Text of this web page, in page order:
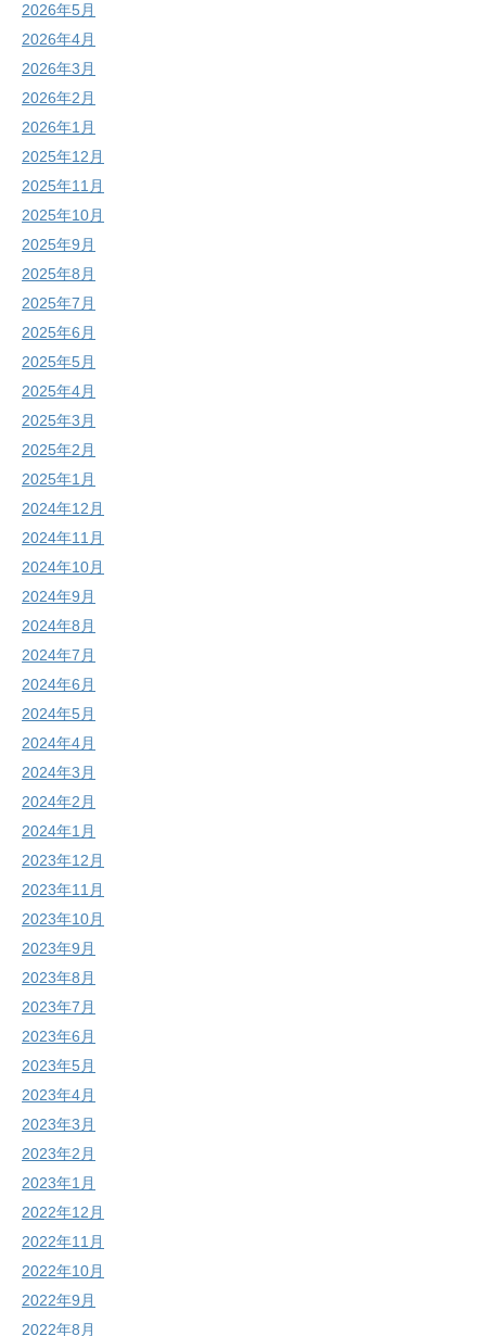
2026年5月
2026年4月
2026年3月
2026年2月
2026年1月
2025年12月
2025年11月
2025年10月
2025年9月
2025年8月
2025年7月
2025年6月
2025年5月
2025年4月
2025年3月
2025年2月
2025年1月
2024年12月
2024年11月
2024年10月
2024年9月
2024年8月
2024年7月
2024年6月
2024年5月
2024年4月
2024年3月
2024年2月
2024年1月
2023年12月
2023年11月
2023年10月
2023年9月
2023年8月
2023年7月
2023年6月
2023年5月
2023年4月
2023年3月
2023年2月
2023年1月
2022年12月
2022年11月
2022年10月
2022年9月
2022年8月